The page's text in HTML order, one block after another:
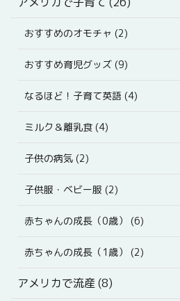
おすすめのオモチャ (2)
おすすめ育児グッズ (9)
なるほど！子育て英語 (4)
ミルク＆離乳食 (4)
子供の病気 (2)
子供服・ベビー服 (2)
赤ちゃんの成長（0歳） (6)
赤ちゃんの成長（1歳） (2)
アメリカで流産 (8)